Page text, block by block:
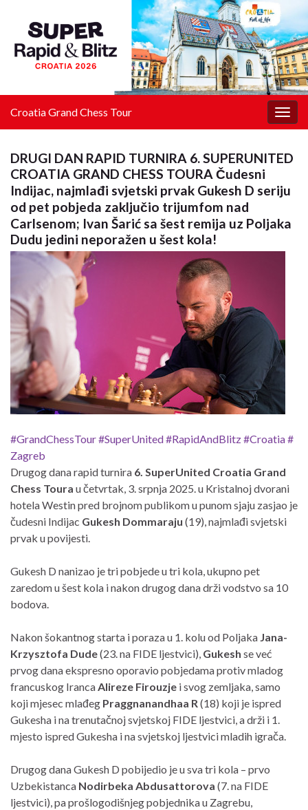
Croatia Grand Chess Tour
DRUGI DAN RAPID TURNIRA 6. SUPERUNITED
CROATIA GRAND CHESS TOURA Čudesni
Indijac, najmlađi svjetski prvak Gukesh D seriju
od pet pobjeda zaključio trijumfom nad
Carlsenom; Ivan Šarić sa šest remija uz Poljaka
Dudu jedini neporažen u šest kola!
#GrandChessTour#SuperUnited#RapidAndBlitz#Croatia#
Zagreb
Drugog dana rapid turnira 6. SuperUnited Croatia Grand
Chess Toura u četvrtak, 3. srpnja 2025. u Kristalnoj dvorani
hotela Westin pred brojnom publikom u punom sjaju zasjao je
čudesni Indijac Gukesh Dommaraju (19), najmlađi svjetski
prvak u povijesti.
Gukesh D nanizao je tri pobjede u tri kola, ukupno pet
zaredom u šest kola i nakon drugog dana drži vodstvo sa 10
bodova.
Nakon šokantnog starta i poraza u 1. kolu od Poljaka Jana-
Krzysztofa Dude(23. na FIDE ljestvici), Gukesh se već
prvog dana ekspresno oporavio pobjedama protiv mladog
francuskog IrancaAlireze Firouzje i svog zemljaka, samo
koji mjesec mlađeg Praggnanandhaa R (18) koji je ispred
Gukesha i na trenutačnoj svjetskoj FIDE ljestvici, a drži i 1.
mjesto ispred Gukesha i na svjetskoj ljestvici mladih igrača.
Drugog dana Gukesh D pobijedio je u sva tri kola – prvo
Uzbekistanca Nodirbeka Abdusattorova (7. na FIDE
ljestvici), pa prošlogodišnjeg pobjednika u Zagrebu,